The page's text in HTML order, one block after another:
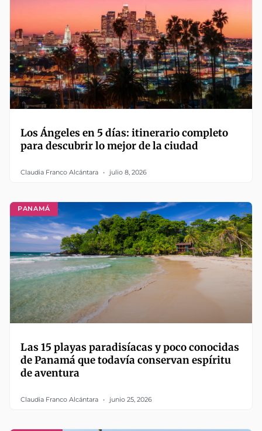
Los Ángeles en 5 días: itinerario completo
para descubrir lo mejor de la ciudad
Claudia Franco Alcántara julio 8, 2026
PANAMÁ
Las 15 playas paradisíacas y poco conocidas
de Panamá que todavía conservan espíritu
de aventura
Claudia Franco Alcántara junio 25, 2026